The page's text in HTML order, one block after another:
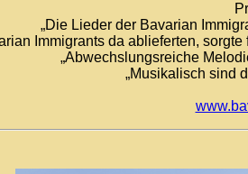
„Die Lieder der Bavarian
Immigrants da ablieferten,
„Abwechslungsreiche
„Musikalisch sind